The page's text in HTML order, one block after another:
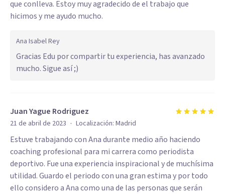
que conlleva. Estoy muy agradecido de el trabajo que
hicimos y me ayudo mucho.
Ana Isabel Rey
Gracias Edu por compartir tu experiencia, has avanzado
mucho. Sigue así ;)
Juan Yague Rodriguez
21 de abril de 2023 · Localización: Madrid
Estuve trabajando con Ana durante medio año haciendo
coaching profesional para mi carrera como periodista
deportivo. Fue una experiencia inspiracional y de muchísima
utilidad. Guardo el periodo con una gran estima y por todo
ello considero a Ana como una de las personas que serán